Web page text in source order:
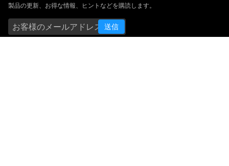
製品の更新、お得な情報、ヒントなどを購読します。
送信